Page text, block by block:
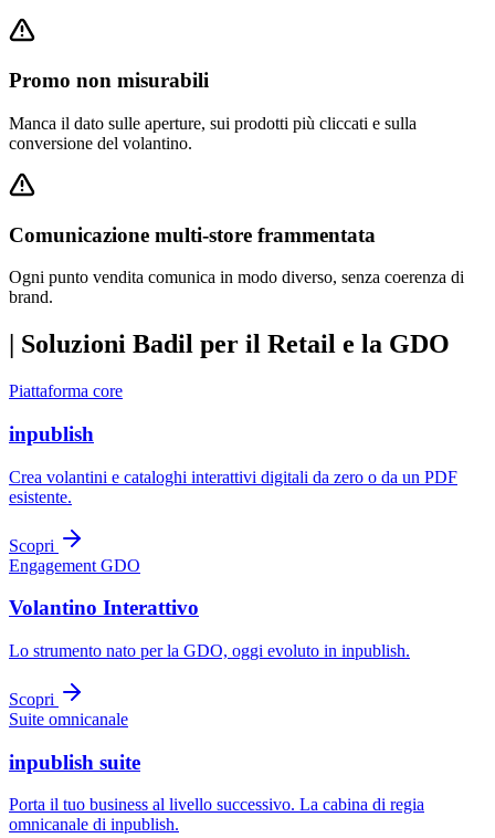
Promo non misurabili
Manca il dato sulle aperture, sui prodotti più cliccati e sulla
conversione del volantino.
Comunicazione multi-store frammentata
Ogni punto vendita comunica in modo diverso, senza coerenza di
brand.
Soluzioni Badil per il Retail e la GDO
Piattaforma core
inpublish
Crea volantini e cataloghi interattivi digitali da zero o da un PDF
esistente.
Scopri
Engagement GDO
Volantino Interattivo
Lo strumento nato per la GDO, oggi evoluto in inpublish.
Scopri
Suite omnicanale
inpublish suite
Porta il tuo business al livello successivo. La cabina di regia
omnicanale di inpublish.